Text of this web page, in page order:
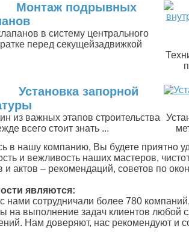
Монтаж подрывных
в систему центрального
перед секущейзадвижкой
Установка запорной
из важных этапов строительства
всего стоит знать ...
в нашу компанию, Вы будете приятно
и вежливость наших мастеров,
и актов – рекомендаций, советов по
являются:
нами сотрудничали более 780
на выполнение задач клиентов любой
Нам доверяют, нас рекомендуют и